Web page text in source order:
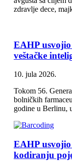
zdravlje dece,
EAHP
veštačke
10. jula 2026.
Tokom 56.
bolničkih
godine u Berlinu,
EAHP
kodiranju